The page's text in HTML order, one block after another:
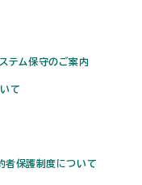
テム保守のご案内
て
者保護制度について